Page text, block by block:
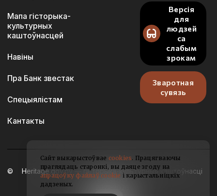
Мапа гісторыка-
культурных
каштоўнасцей
Навіны
Пра Банк звестак
Спецыялістам
Кантакты
Версія
для
людзей
са
слабым
зрокам
Зваротная
сувязь
Heritage.gov.by — гісторыка-культурныя каштоўнасці
Беларусі
Сайт выкарыстоўвае cookies. Працягваючы
праглядаць старонкі, вы даяце згоду на
апрацоўку файлаў cookie і карыстальніцкіх
дадзеных.